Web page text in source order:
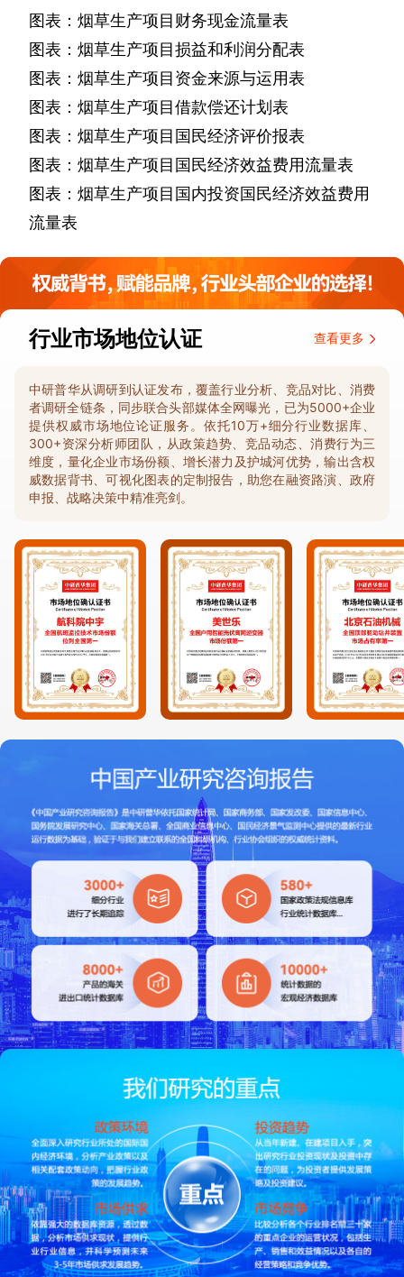
图表：烟草生产项目财务现金流量表
图表：烟草生产项目损益和利润分配表
图表：烟草生产项目资金来源与运用表
图表：烟草生产项目借款偿还计划表
图表：烟草生产项目国民经济评价报表
图表：烟草生产项目国民经济效益费用流量表
图表：烟草生产项目国内投资国民经济效益费用
流量表
行业市场地位认证 查看更多
中研普华从调研到认证发布，覆盖行业分析、竞品对比、消费
者调研全链条，同步联合头部媒体全网曝光，已为5000+企业
提供权威市场地位论证服务。依托10万+细分行业数据库、
300+资深分析师团队，从政策趋势、竞品动态、消费行为三
维度，量化企业市场份额、增长潜力及护城河优势，输出含权
威数据背书、可视化图表的定制报告，助您在融资路演、政府
申报、战略决策中精准亮剑。